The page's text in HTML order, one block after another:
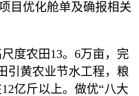
目优化舱单及确报相关
农田13。6万亩，完
引黄农业节水工程，粮
亿斤以上。做优“八大